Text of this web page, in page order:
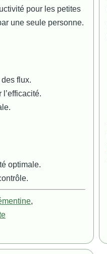
pour les petites
une seule personne.
flux.
optimale.
,